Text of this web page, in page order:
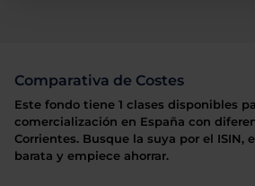
Comparativa de Costes
Este fondo tiene 1 clases disponibles
comercialización en España con
Corrientes. Busque la suya por el ISIN,
barata y empiece ahorrar.